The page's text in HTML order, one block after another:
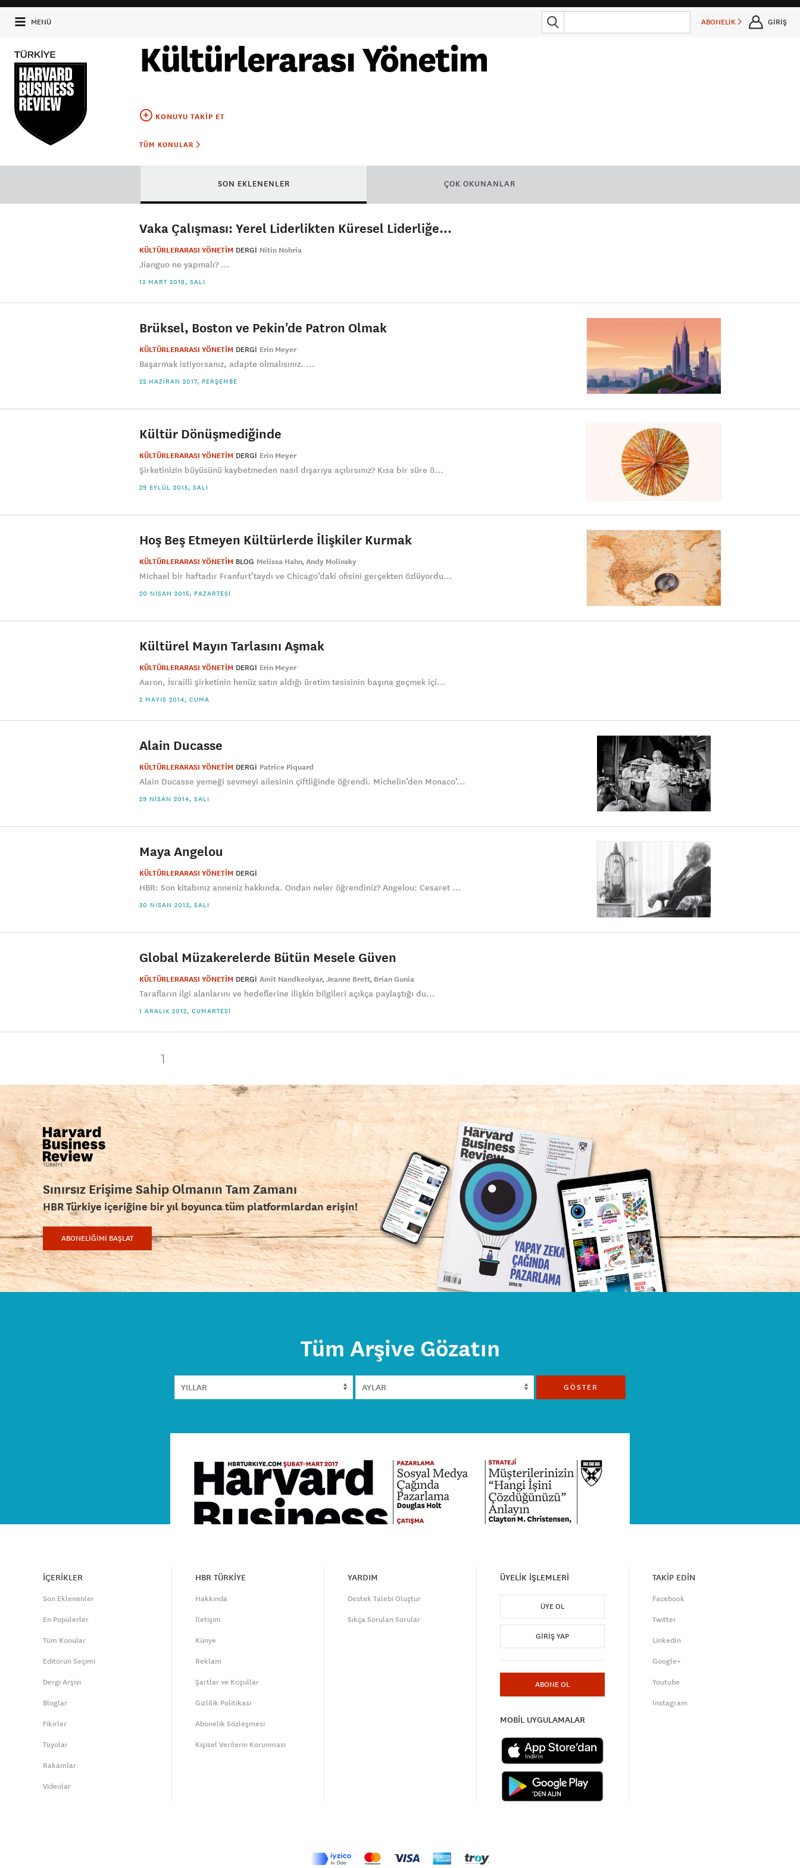
MENÜ ABONELİK GİRİŞ
Kültürlerarası Yönetim
KONUYU TAKIP ET
TÜM KONULAR
SON EKLENENLER ÇOK OKUNANLAR
Vaka Çalışması: Yerel Liderlikten Küresel Liderliğe…
KÜLTÜRLERARASI YÖNETİM DERGI Nitin Nohria
Jianguo ne yapmalı? ...
13 MART 2018, SALI
Brüksel, Boston ve Pekin'de Patron Olmak
KÜLTÜRLERARASI YÖNETİM DERGI Erin Meyer
Başarmak istiyorsanız, adapte olmalısınız. ...
22 HAZIRAN 2017, PERŞEMBE
Kültür Dönüşmediğinde
KÜLTÜRLERARASI YÖNETİM DERGI Erin Meyer
Şirketinizin büyüsünü kaybetmeden nasıl dışarıya açılırsınız? Kısa bir süre ö...
29 EYLÜL 2015, SALI
Hoş Beş Etmeyen Kültürlerde İlişkiler Kurmak
KÜLTÜRLERARASI YÖNETİM BLOG Melissa Hahn Andy Molinsky
Michael bir haftadır Franfurt’taydı ve Chicago’daki ofisini gerçekten özlüyordu...
20 NISAN 2015, PAZARTESI
Kültürel Mayın Tarlasını Aşmak
KÜLTÜRLERARASI YÖNETİM DERGI Erin Meyer
Aaron, İsrailli şirketinin henüz satın aldığı üretim tesisinin başına geçmek içi...
2 MAYIS 2014, CUMA
Alain Ducasse
KÜLTÜRLERARASI YÖNETİM DERGI Patrice Piquard
Alain Ducasse yemeği sevmeyi ailesinin çiftliğinde öğrendi. Michelin’den Monaco’...
29 NISAN 2014, SALI
Maya Angelou
KÜLTÜRLERARASI YÖNETİM DERGI
HBR: Son kitabınız anneniz hakkında. Ondan neler öğrendiniz? Angelou: Cesaret ...
30 NISAN 2013, SALI
Global Müzakerelerde Bütün Mesele Güven
KÜLTÜRLERARASI YÖNETİM DERGI Amit Nandkeolyar Jeanne Brett Brian Gunia
Tarafların ilgi alanlarını ve hedeflerine ilişkin bilgileri açıkça paylaştığı du...
1 ARALIK 2012, CUMARTESI
1
Sınırsız Erişime Sahip Olmanın Tam Zamanı
HBR Türkiye içeriğine bir yıl boyunca tüm platformlardan erişin!
ABONELİĞİMİ BAŞLAT
Tüm Arşive Gözatın
GÖSTER
İÇERİKLER
Son Eklenenler
En Popülerler
Tüm Konular
Editörün Seçimi
Dergi Arşivi
Bloglar
Fikirler
Tüyolar
Rakamlar
Videolar
HBR TÜRKİYE
Hakkında
İletişim
Künye
Reklam
Şartlar ve Koşullar
Gizlilik Politikası
Abonelik Sözleşmesi
Kişisel Verilerin Korunması
YARDIM
Destek Talebi Oluştur
Sıkça Sorulan Sorular
ÜYELİK İŞLEMLERİ
ÜYE OL
GIRIŞ YAP
ABONE OL
MOBİL UYGULAMALAR
TAKİP EDİN
Facebook
Twitter
LinkedIn
Google+
Youtube
Instagram